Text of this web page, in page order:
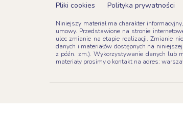
Pliki cookies Polityka prywatności
Niniejszy materiał ma charakter
umowy. Przedstawione na stronie
ulec zmianie na etapie realizacji. Zmianie
danych i materiałów dostępnych na
z późn. zm.). Wykorzystywanie danych lub
materiały prosimy o kontakt na adres: